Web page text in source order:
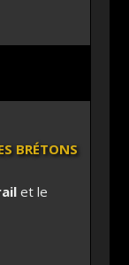
BRÉTONS
et le